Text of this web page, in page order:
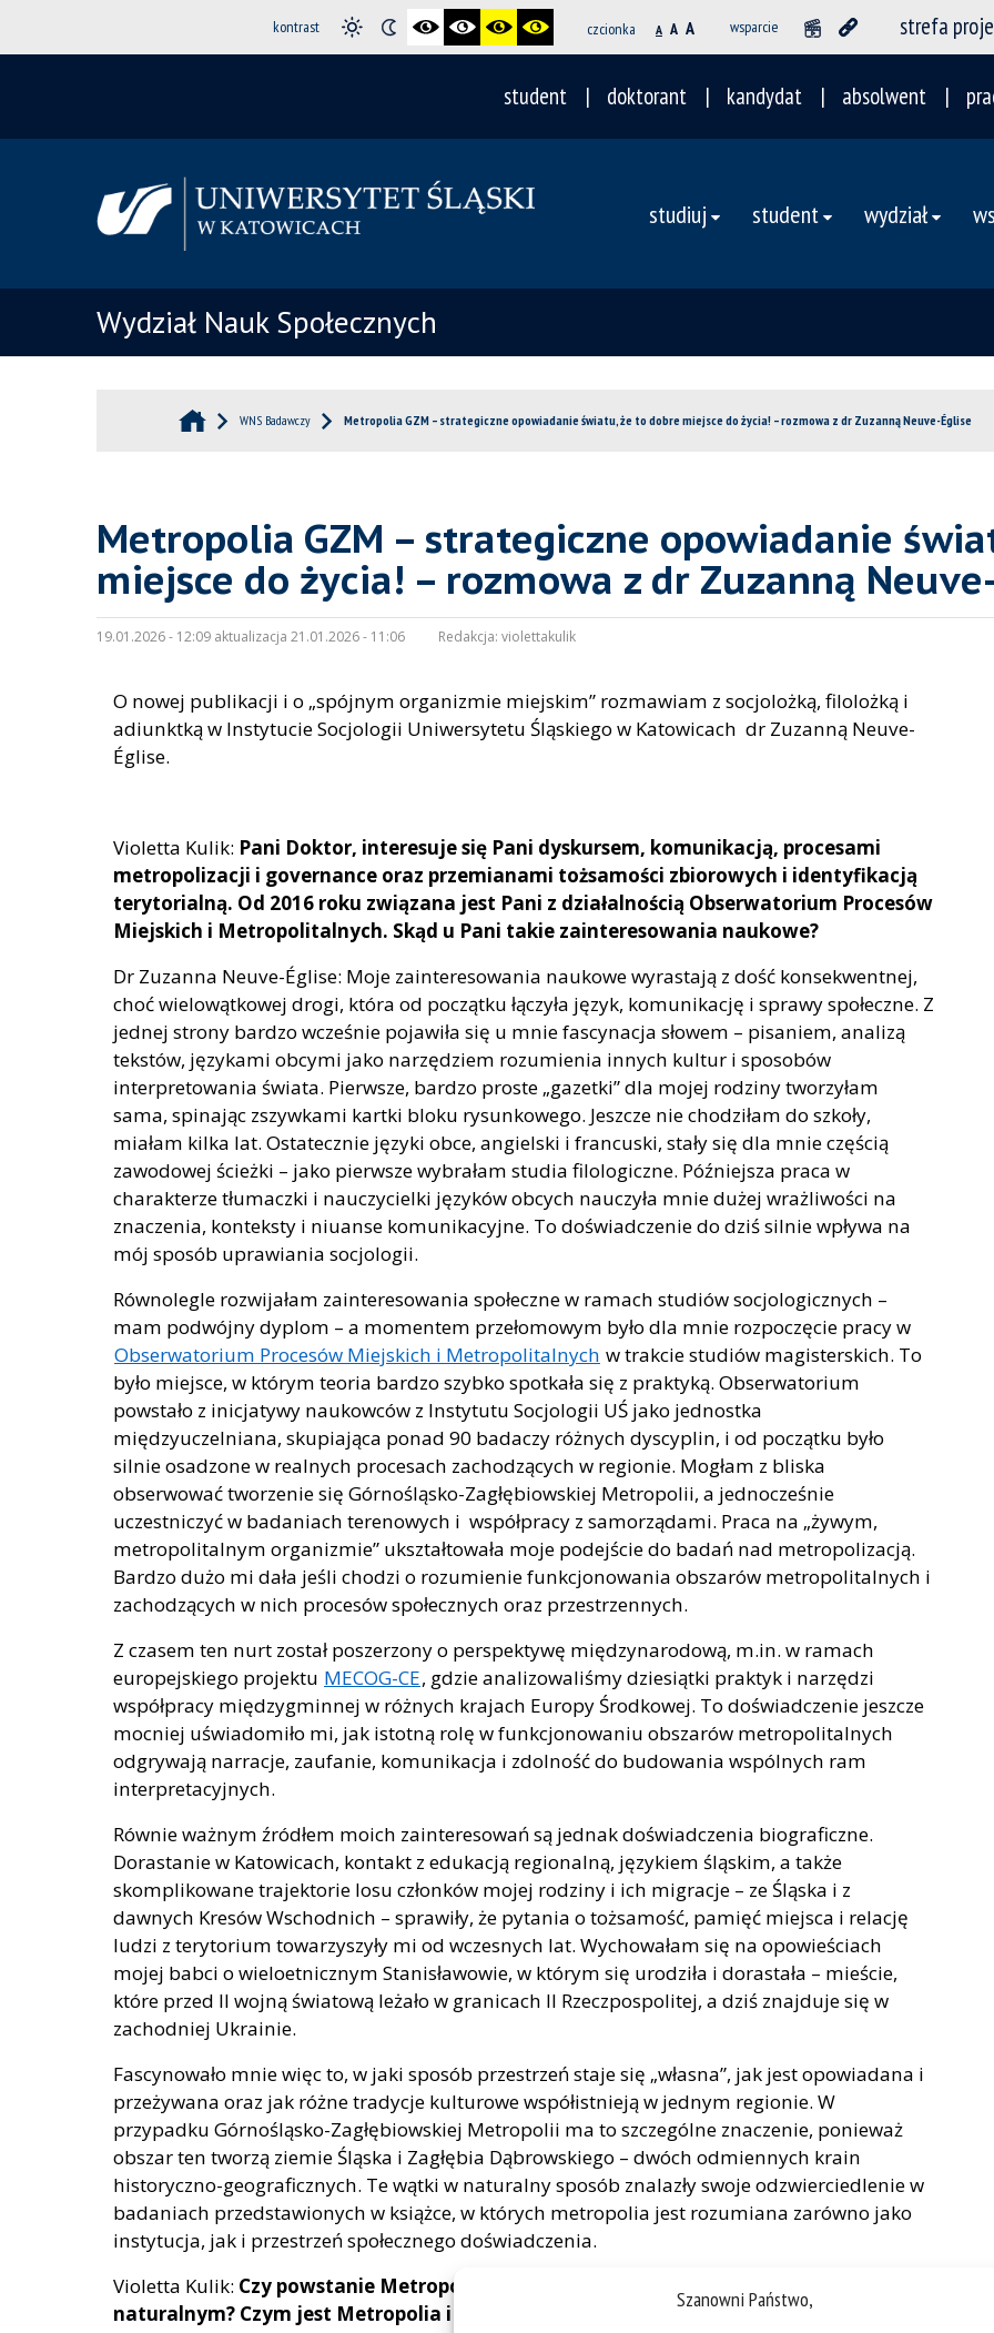
Szanowni Państwo,
kontrast czcionka A A A wsparcie strefa
student doktorant kandydat absolwent
studiuj student wydział
Wydział Nauk Społecznych
WNS Badawczy Metropolia GZM – strategiczne opowiadanie światu, że to dobre miejsce do życia! – rozmowa z dr Zuzanną Neuve-Église
Metropolia GZM – strategiczne opowiadanie
miejsce do życia! – rozmowa z dr Zuzanną
19.01.2026 - 12:09 aktualizacja 21.01.2026 - 11:06 Redakcja: violettakulik
O nowej publikacji i o „spójnym organizmie miejskim” rozmawiam z socjolożką, filolożką i
adiunktką w Instytucie Socjologii Uniwersytetu Śląskiego w Katowicach dr Zuzanną Neuve-
Église.
Violetta Kulik: Pani Doktor, interesuje się Pani dyskursem, komunikacją, procesami
metropolizacji i governance oraz przemianami tożsamości zbiorowych i identyfikacją
terytorialną. Od 2016 roku związana jest Pani z działalnością Obserwatorium Procesów
Miejskich i Metropolitalnych. Skąd u Pani takie zainteresowania naukowe?
Dr Zuzanna Neuve-Église: Moje zainteresowania naukowe wyrastają z dość konsekwentnej,
choć wielowątkowej drogi, która od początku łączyła język, komunikację i sprawy społeczne. Z
jednej strony bardzo wcześnie pojawiła się u mnie fascynacja słowem – pisaniem, analizą
tekstów, językami obcymi jako narzędziem rozumienia innych kultur i sposobów
interpretowania świata. Pierwsze, bardzo proste „gazetki” dla mojej rodziny tworzyłam
sama, spinając zszywkami kartki bloku rysunkowego. Jeszcze nie chodziłam do szkoły,
miałam kilka lat. Ostatecznie języki obce, angielski i francuski, stały się dla mnie częścią
zawodowej ścieżki – jako pierwsze wybrałam studia filologiczne. Późniejsza praca w
charakterze tłumaczki i nauczycielki języków obcych nauczyła mnie dużej wrażliwości na
znaczenia, konteksty i niuanse komunikacyjne. To doświadczenie do dziś silnie wpływa na
mój sposób uprawiania socjologii.
Równolegle rozwijałam zainteresowania społeczne w ramach studiów socjologicznych –
mam podwójny dyplom – a momentem przełomowym było dla mnie rozpoczęcie pracy w
Obserwatorium Procesów Miejskich i Metropolitalnych w trakcie studiów magisterskich. To
było miejsce, w którym teoria bardzo szybko spotkała się z praktyką. Obserwatorium
powstało z inicjatywy naukowców z Instytutu Socjologii UŚ jako jednostka
międzyuczelniana, skupiająca ponad 90 badaczy różnych dyscyplin, i od początku było
silnie osadzone w realnych procesach zachodzących w regionie. Mogłam z bliska
obserwować tworzenie się Górnośląsko-Zagłębiowskiej Metropolii, a jednocześnie
uczestniczyć w badaniach terenowych i współpracy z samorządami. Praca na „żywym,
metropolitalnym organizmie” ukształtowała moje podejście do badań nad metropolizacją.
Bardzo dużo mi dała jeśli chodzi o rozumienie funkcjonowania obszarów metropolitalnych i
zachodzących w nich procesów społecznych oraz przestrzennych.
Z czasem ten nurt został poszerzony o perspektywę międzynarodową, m.in. w ramach
europejskiego projektu MECOG-CE, gdzie analizowaliśmy dziesiątki praktyk i narzędzi
współpracy międzygminnej w różnych krajach Europy Środkowej. To doświadczenie jeszcze
mocniej uświadomiło mi, jak istotną rolę w funkcjonowaniu obszarów metropolitalnych
odgrywają narracje, zaufanie, komunikacja i zdolność do budowania wspólnych ram
interpretacyjnych.
Równie ważnym źródłem moich zainteresowań są jednak doświadczenia biograficzne.
Dorastanie w Katowicach, kontakt z edukacją regionalną, językiem śląskim, a także
skomplikowane trajektorie losu członków mojej rodziny i ich migracje – ze Śląska i z
dawnych Kresów Wschodnich – sprawiły, że pytania o tożsamość, pamięć miejsca i relację
ludzi z terytorium towarzyszyły mi od wczesnych lat. Wychowałam się na opowieściach
mojej babci o wieloetnicznym Stanisławowie, w którym się urodziła i dorastała – mieście,
które przed II wojną światową leżało w granicach II Rzeczpospolitej, a dziś znajduje się w
zachodniej Ukrainie.
Fascynowało mnie więc to, w jaki sposób przestrzeń staje się „własna”, jak jest opowiadana i
przeżywana oraz jak różne tradycje kulturowe współistnieją w jednym regionie. W
przypadku Górnośląsko-Zagłębiowskiej Metropolii ma to szczególne znaczenie, ponieważ
obszar ten tworzą ziemie Śląska i Zagłębia Dąbrowskiego – dwóch odmiennych krain
historyczno-geograficznych. Te wątki w naturalny sposób znalazły swoje odzwierciedlenie w
badaniach przedstawionych w książce, w których metropolia jest rozumiana zarówno jako
instytucja, jak i przestrzeń społecznego doświadczenia.
Violetta Kulik: Czy powstanie Metropolii w centrum województwa śląskiego było czymś
naturalnym? Czym jest Metropolia i jakie są jej najważniejsze cele?